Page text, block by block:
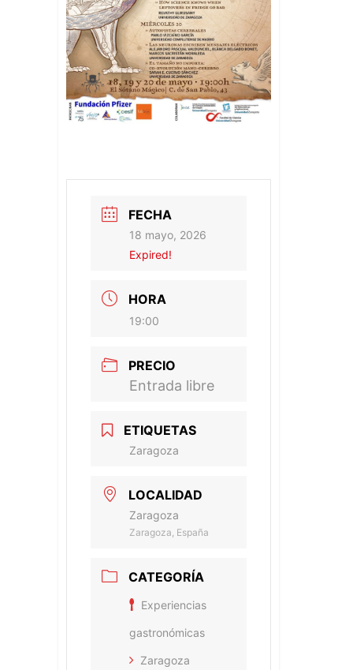
FECHA
18 mayo, 2026
Expired!
HORA
19:00
PRECIO
Entrada libre
ETIQUETAS
Zaragoza
LOCALIDAD
Zaragoza
Zaragoza, España
CATEGORÍA
Experiencias
gastronómicas
Zaragoza